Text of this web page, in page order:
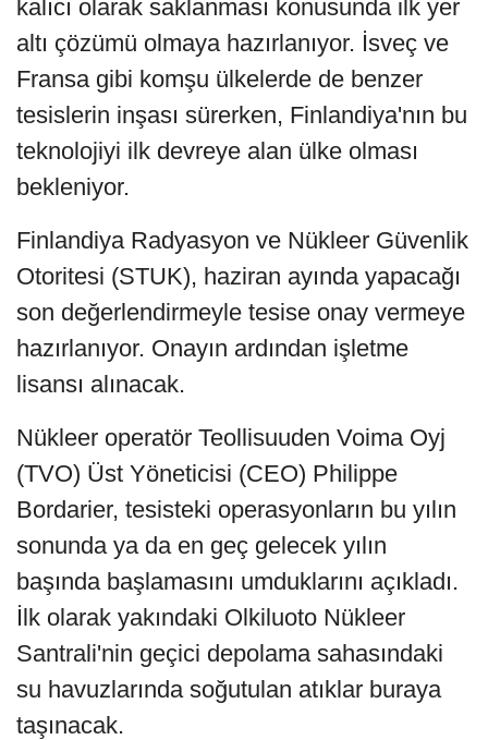
kalıcı olarak saklanması konusunda ilk yer
altı çözümü olmaya hazırlanıyor. İsveç ve
Fransa gibi komşu ülkelerde de benzer
tesislerin inşası sürerken, Finlandiya'nın bu
teknolojiyi ilk devreye alan ülke olması
bekleniyor.
Finlandiya Radyasyon ve Nükleer Güvenlik
Otoritesi (STUK), haziran ayında yapacağı
son değerlendirmeyle tesise onay vermeye
hazırlanıyor. Onayın ardından işletme
lisansı alınacak.
Nükleer operatör Teollisuuden Voima Oyj
(TVO) Üst Yöneticisi (CEO) Philippe
Bordarier, tesisteki operasyonların bu yılın
sonunda ya da en geç gelecek yılın
başında başlamasını umduklarını açıkladı.
İlk olarak yakındaki Olkiluoto Nükleer
Santrali'nin geçici depolama sahasındaki
su havuzlarında soğutulan atıklar buraya
taşınacak.